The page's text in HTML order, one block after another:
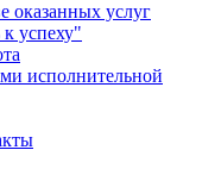
оказанных услуг
успеху"
исполнительной